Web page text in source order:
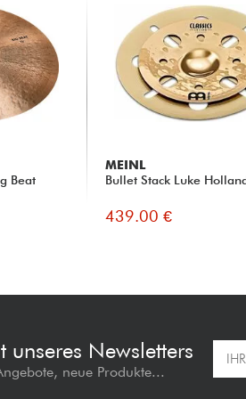
Beat
MEINL
Bullet Stack Luke
439.00 €
unseres Newsletters
neue Produkte...